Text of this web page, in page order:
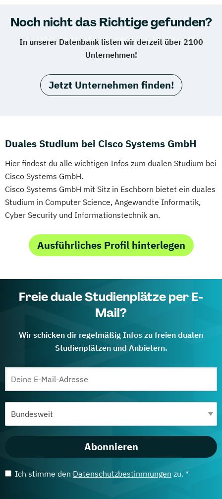
Noch nicht das Richtige gefunden?
In unserer Datenbank listen wir derzeit über 2100
Unternehmen!
Jetzt Unternehmen finden!
Duales Studium bei Cisco Systems GmbH
Hier findest du alle wichtigen Infos zum dualen Studium bei
Cisco Systems GmbH.
Cisco Systems GmbH mit Sitz in Eschborn bietet ein duales
Studium in Computer Science, Angewandte Informatik,
Cyber Security und Informationstechnik an.
Ausführliches Profil hinterlegen
Freie duale Studienplätze per E-
Mail?
Wir schicken dir regelmäßig Infos zu freien dualen
Studienplätzen und Anbietern.
Abonnieren
Ich stimme den Datenschutzbestimmungen zu. *